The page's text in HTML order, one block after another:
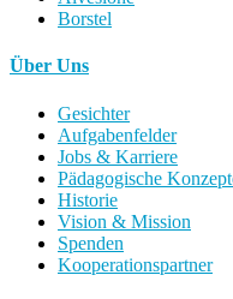
Borstel
Über Uns
Gesichter
Aufgabenfelder
Jobs & Karriere
Pädagogische
Historie
Vision & Mission
Spenden
Kooperationspartner